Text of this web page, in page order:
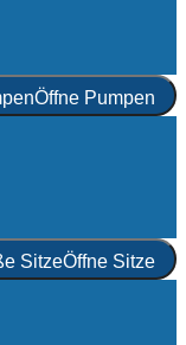
Öffne Pumpen
SitzeÖffne Sitze